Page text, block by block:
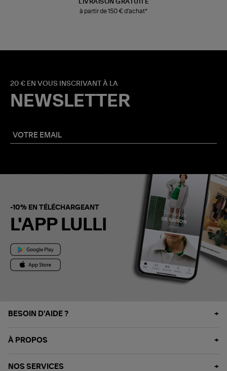
LIVRAISON GRATUITE
à partir de 150 € d'achat*
20 € EN VOUS INSCRIVANT À LA
NEWSLETTER
-10% EN TÉLÉCHARGEANT
L'APP LULLI
BESOIN D'AIDE ?
À PROPOS
NOS SERVICES